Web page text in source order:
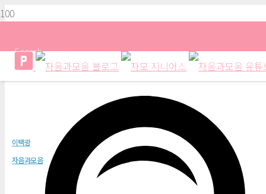
Search
다시 더 낫게 실패하라
이택광
자음과모음